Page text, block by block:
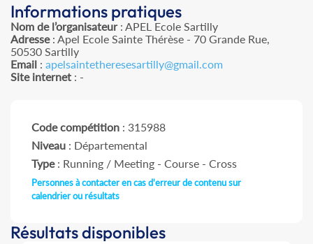
Informations pratiques
Nom de l’organisateur: APEL Ecole Sartilly
Adresse: Apel Ecole Sainte Thérèse - 70 Grande Rue,
50530 Sartilly
Email : apelsaintetheresesartilly@gmail.com
Site internet : -
Code compétition : 315988
Niveau : Départemental
Type: Running / Meeting - Course - Cross
Personnes à contacter en cas d'erreur de contenu sur
calendrier ou résultats
Résultats disponibles